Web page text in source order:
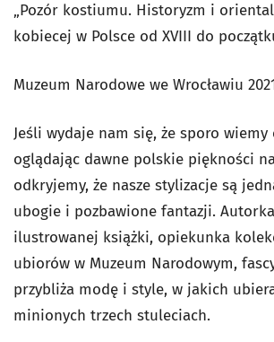
„Pozór kostiumu. Historyzm i
kobiecej w Polsce od XVIII do
Muzeum Narodowe we Wrocławiu
Jeśli wydaje nam się, że sporo wiemy
oglądając dawne polskie piękności
odkryjemy, że nasze stylizacje są
ubogie i pozbawione fantazji.
ilustrowanej książki, opiekunka
ubiorów w Muzeum Narodowym,
przybliża modę i style, w jakich
minionych trzech stuleciach.